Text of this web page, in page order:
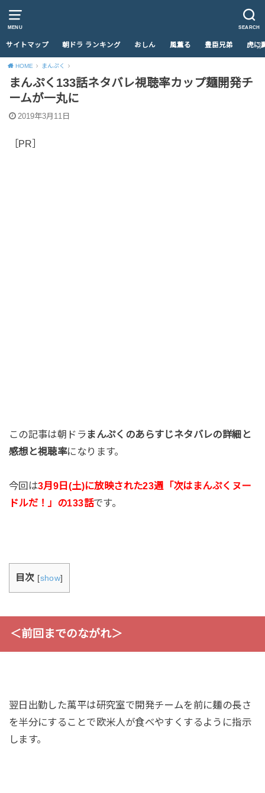
MENU SEARCH
サイトマップ 朝ドラ ランキング おしん 風薫る 豊臣兄弟 虎に
HOME まんぷく
まんぷく133話ネタバレ視聴率カップ麺開発チ
ームが一丸に
2019年3月11日
［PR］
この記事は朝ドラ まんぷくのあらすじネタバレの詳細と
感想と視聴率になります。
今回は3月9日(土)に放映された23週「次はまんぷくヌー
ドルだ！」の133話です。
目次 [show]
＜前回までのながれ＞
翌日出勤した萬平は研究室で開発チームを前に麺の長さ
を半分にすることで欧米人が食べやすくするように指示
します。